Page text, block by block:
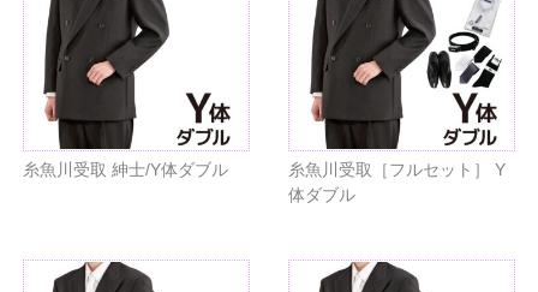
糸魚川受取 紳士/Y体ダブル
糸魚川受取［フルセット］ Y
体ダブル